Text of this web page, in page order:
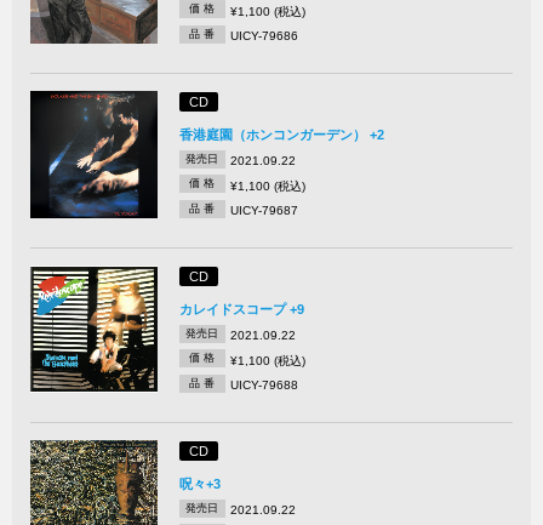
価 格 ¥1,100 (税込)
品 番 UICY-79686
CD
香港庭園（ホンコンガーデン） +2
発売日 2021.09.22
価 格 ¥1,100 (税込)
品 番 UICY-79687
CD
カレイドスコープ +9
発売日 2021.09.22
価 格 ¥1,100 (税込)
品 番 UICY-79688
CD
呪々+3
発売日 2021.09.22